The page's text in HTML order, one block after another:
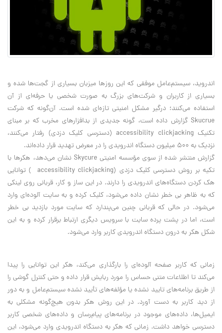
اندروید، سیستم‌عامل موفقی که این روزها میزبان بسیاری از گجت‌ها شده و
بسیاری از کاربران و شرکت‌های بزرگ به صورت شخصی یا حرفه‌ای از آن
استفاده می‌کنند؛ درگیر مشکل امنیتی تازه‌ای شده است. آن‌گونه که شرکت
Skucrue گزارش داده است، گونه جدیدی از بدافزارهای مخرب که بر مبنای
تکنیک accessibility clickjacking (دسترسی کلیک دزدی) رفتار می‌کنند،
نزدیک به 500 میلیون دستگاه اندرویدی را در معرض تهدید قرار داده‌اند.
گزارش منتشر شده از سوی مؤسسه امنیتی Skycure نشان می‌دهد، هکرها با
تکیه بر روش دسترسی کلیک دزدی (accessibility clickjacking ) توانایی
هک کردن دستگاه‌های اندرویدی را دارند. در این ساز و کار، قربانی روی لینکی
که به ظاهر بی خطر نشان داده می‌شود، کلیک کرده و به سایت آلوده‌ای وارد
می‌شود. در حالی که قربانی چنین می‌پندارد که سایت مورد بازدید بی خطر
است، اما در پشت پرده سایت با سرویس دیگری ارتباط برقرار کرده و به این
شکل هکر به درون دستگاه اندرویدی کاربر وارد می‌شود.
زمانی که کاربر صفحه آلوده‌ای را بارگذاری می‌کند، هکر این توانایی را پیدا
می‌کند تا اطلاعات متنی حساس را مورد ربایش قرار داده و حتی کنترل گوشی را
از طریق برنامه‌های تایید نشده یا مؤلفه‌های تأیید نشده سیستم‌عامل و به دور
از دید کاربر به دست آورد. در این روش هکر بدون هیچ‌گونه مشکلی به
ایمیل‌ها، داده‌های موجود در برنامه‌های پیام‌رسان و داده‌های شخصی کاربر
دسترسی خواهد داشت. زمانی که هکر به دستگاه اندرویدی وارد می‌شود، این